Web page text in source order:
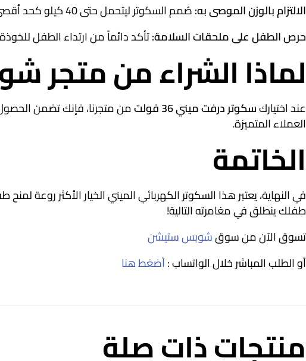
الالتزام بالوزن الموصى به:صُمم السكوتر ليتحمل حتى 40 كيلو كحد أقصى، لذا يُفضل عدم تجاوز الوزن لضمان سلامة الهيكل والمحرك.
حرص الطفل على ملحقات السلامة:تأكد دائماً من ارتداء الطفل
لماذا الشراء من
عند اختياركسكوتر درفت ميني 36 فولت من متجرنا، فإنك تضمن الحصول
العملاء المتميزة.
الخاتمة
في النهاية، يعتبر هذا السكوتر الكهربائي الميني الخيار الأكثر
طفلك ينطلق في مغامرته التالية!
تسوق الآن من سوقشوبس ستيشن
أو الطلب المباشر خلال الواتساب :أضغط هنا
منتجات ذات صلة